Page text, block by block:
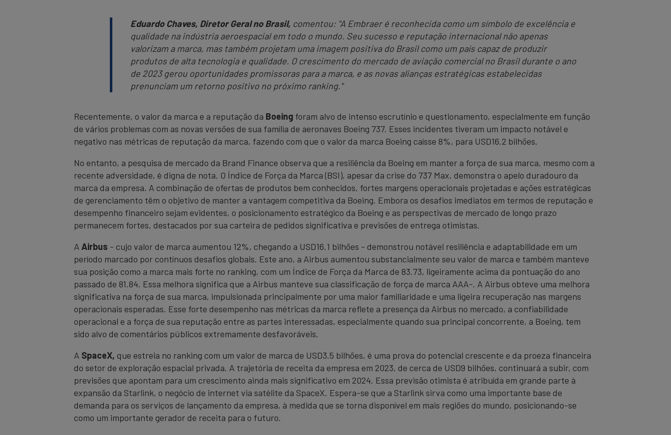
Eduardo Chaves, Diretor Geral no Brasil, comentou: "A Embraer é reconhecida como um símbolo de excelência e
qualidade na indústria aeroespacial em todo o mundo. Seu sucesso e reputação internacional não apenas
valorizam a marca, mas também projetam uma imagem positiva do Brasil como um país capaz de produzir
produtos de alta tecnologia e qualidade. O crescimento do mercado de aviação comercial no Brasil durante o ano
de 2023 gerou oportunidades promissoras para a marca, e as novas alianças estratégicas estabelecidas
prenunciam um retorno positivo no próximo ranking."
Recentemente, o valor da marca e a reputação da Boeing foram alvo de intenso escrutínio e questionamento, especialmente em função
de vários problemas com as novas versões de sua família de aeronaves Boeing 737. Esses incidentes tiveram um impacto notável e
negativo nas métricas de reputação da marca, fazendo com que o valor da marca Boeing caísse 8%, para USD16.2 bilhões.
No entanto, a pesquisa de mercado da Brand Finance observa que a resiliência da Boeing em manter a força de sua marca, mesmo com a
recente adversidade, é digna de nota. O Índice de Força da Marca (BSI), apesar da crise do 737 Max, demonstra o apelo duradouro da
marca da empresa. A combinação de ofertas de produtos bem conhecidos, fortes margens operacionais projetadas e ações estratégicas
de gerenciamento têm o objetivo de manter a vantagem competitiva da Boeing. Embora os desafios imediatos em termos de reputação e
desempenho financeiro sejam evidentes, o posicionamento estratégico da Boeing e as perspectivas de mercado de longo prazo
permanecem fortes, destacados por sua carteira de pedidos significativa e previsões de entrega otimistas.
A Airbus - cujo valor de marca aumentou 12%, chegando a USD16.1 bilhões - demonstrou notável resiliência e adaptabilidade em um
período marcado por contínuos desafios globais. Este ano, a Airbus aumentou substancialmente seu valor de marca e também manteve
sua posição como a marca mais forte no ranking, com um Índice de Força da Marca de 83.73, ligeiramente acima da pontuação do ano
passado de 81.84. Essa melhora significa que a Airbus manteve sua classificação de força de marca AAA-. A Airbus obteve uma melhora
significativa na força de sua marca, impulsionada principalmente por uma maior familiaridade e uma ligeira recuperação nas margens
operacionais esperadas. Esse forte desempenho nas métricas da marca reflete a presença da Airbus no mercado, a confiabilidade
operacional e a força de sua reputação entre as partes interessadas, especialmente quando sua principal concorrente, a Boeing, tem
sido alvo de comentários públicos extremamente desfavoráveis.
A SpaceX, que estreia no ranking com um valor de marca de USD3.5 bilhões, é uma prova do potencial crescente e da proeza financeira
do setor de exploração espacial privada. A trajetória de receita da empresa em 2023, de cerca de USD9 bilhões, continuará a subir, com
previsões que apontam para um crescimento ainda mais significativo em 2024. Essa previsão otimista é atribuída em grande parte à
expansão da Starlink, o negócio de internet via satélite da SpaceX. Espera-se que a Starlink sirva como uma importante base de
demanda para os serviços de lançamento da empresa, à medida que se torna disponível em mais regiões do mundo, posicionando-se
como um importante gerador de receita para o futuro.